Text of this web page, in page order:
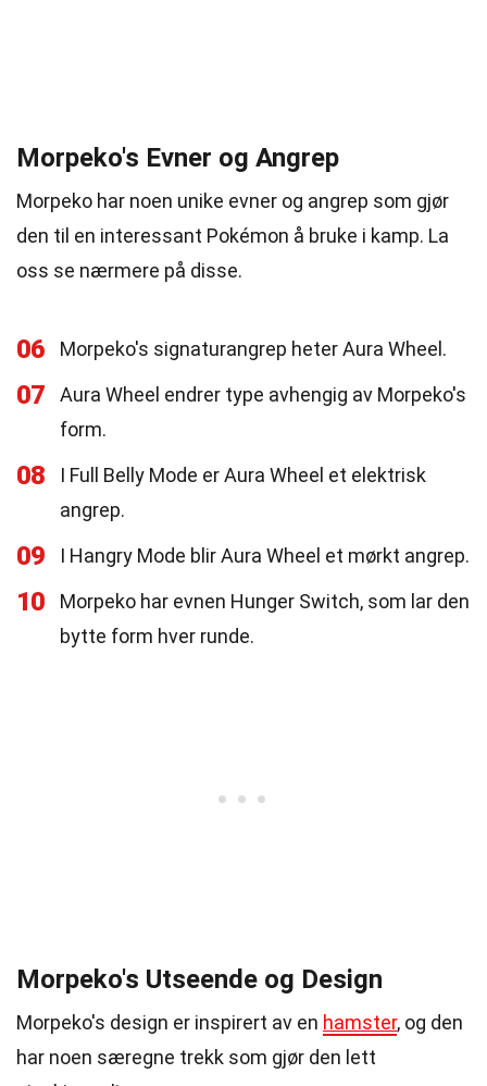
Morpeko's Evner og Angrep
Morpeko har noen unike evner og angrep som gjør
den til en interessant Pokémon å bruke i kamp. La
oss se nærmere på disse.
06 Morpeko's signaturangrep heter Aura Wheel.
07
Aura Wheel endrer type avhengig av Morpeko's
form.
08
I Full Belly Mode er Aura Wheel et elektrisk
angrep.
09 I Hangry Mode blir Aura Wheel et mørkt angrep.
10
Morpeko har evnen Hunger Switch, som lar den
bytte form hver runde.
Morpeko's Utseende og Design
Morpeko's design er inspirert av en hamster, og den
har noen særegne trekk som gjør den lett